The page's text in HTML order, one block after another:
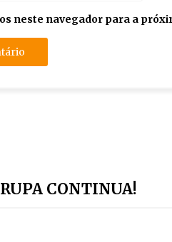
neste navegador para a
CONTINUA!